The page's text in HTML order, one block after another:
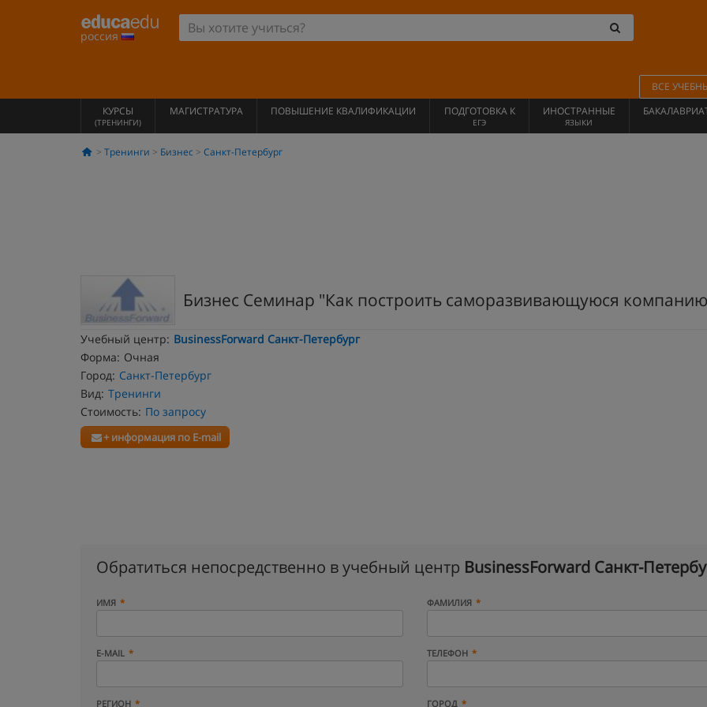
россия
ВСЕ
КУРСЫ
(ТРЕНИНГИ)
МАГИСТРАТУРА ПОВЫШЕНИЕ КВАЛИФИКАЦИИ ПОДГОТОВКА К
ЕГЭ
ИНОСТРАННЫЕ
ЯЗЫКИ
Тренинги Бизнес Санкт-Петербург
Бизнес Семинар "Как построить саморазвивающуюся
Учебный центр: BusinessForward Санкт-Петербург
Форма: Очная
Город: Санкт-Петербург
Вид: Тренинги
Стоимость: По запросу
+ информация по E-mail
Обратиться непосредственно в учебный центр BusinessForward Санкт-
ИМЯ ФАМИЛИЯ
E-MAIL ТЕЛЕФОН
РЕГИОН ГОРОД